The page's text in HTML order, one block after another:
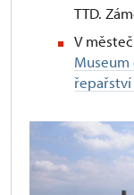
TTD.
V